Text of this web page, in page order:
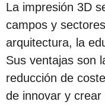
e
s
d
e
l
a
La impresión 3D
campos y
arquitectura, la
Sus ventajas son
reducción de
de innovar y crear